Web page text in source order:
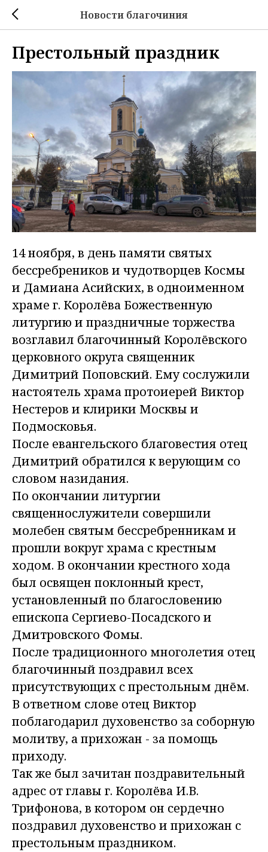
Новости благочиния
Престольный праздник
14 ноября, в день памяти святых
бессребреников и чудотворцев Космы
и Дамиана Асийских, в одноименном
храме г. Королёва Божественную
литургию и праздничные торжества
возглавил благочинный Королёвского
церковного округа священник
Димитрий Поповский. Ему сослужили
настоятель храма протоиерей Виктор
Нестеров и клирики Москвы и
Подмосковья.
После евангельского благовестия отец
Димитрий обратился к верующим со
словом назидания.
По окончании литургии
священнослужители совершили
молебен святым бессребренникам и
прошли вокруг храма с крестным
ходом. В окончании крестного хода
был освящен поклонный крест,
установленный по благословению
епископа Сергиево-Посадского и
Дмитровского Фомы.
После традиционного многолетия отец
благочинный поздравил всех
присутствующих с престольным днём.
В ответном слове отец Виктор
поблагодарил духовенство за соборную
молитву, а прихожан - за помощь
приходу.
Так же был зачитан поздравительный
адрес от главы г. Королёва И.В.
Трифонова, в котором он сердечно
поздравил духовенство и прихожан с
престольным праздником.